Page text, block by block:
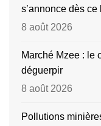
s’annonce dès
8 août 2026
Marché Mzee : le
déguerpir
8 août 2026
Pollutions